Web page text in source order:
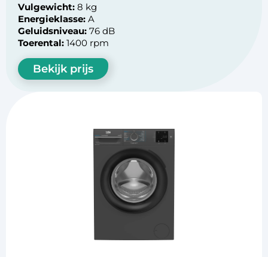
Vulgewicht: 8 kg
Energieklasse: A
Geluidsniveau: 76 dB
Toerental: 1400 rpm
Bekijk prijs